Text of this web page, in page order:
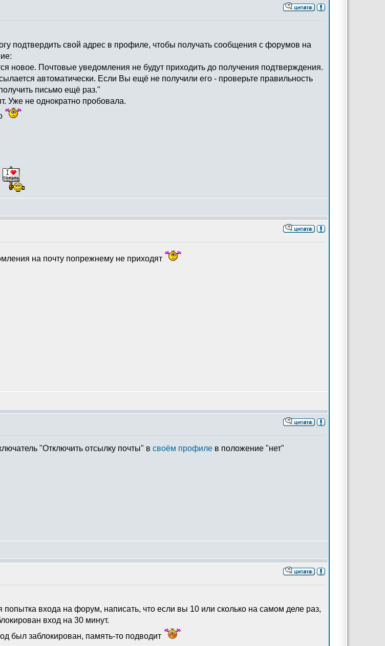
подтвердить свой адрес в профиле, чтобы получать сообщения с форумов на
новое. Почтовые уведомления не будут приходить до получения подтверждения.
автоматически. Если Вы ещё не получили его - проверьте правильность
письмо ещё раз."
Уже не однократно пробовала.
на почту попрежнему не приходят
"Отключить отсылку почты" в своём профиле в положение "нет"
входа на форум, написать, что если вы 10 или сколько на самом деле раз,
вход на 30 минут.
был заблокирован, память-то подводит